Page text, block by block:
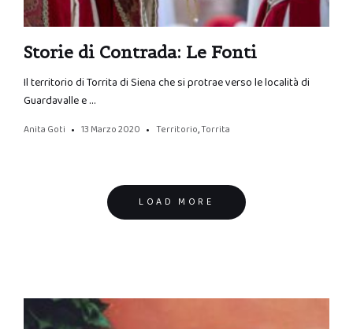
Storie di Contrada: Le Fonti
Il territorio di Torrita di Siena che si protrae verso le località di
Guardavalle e …
Anita Goti 13 Marzo 2020 Territorio,Torrita
navigation
LOAD MORE